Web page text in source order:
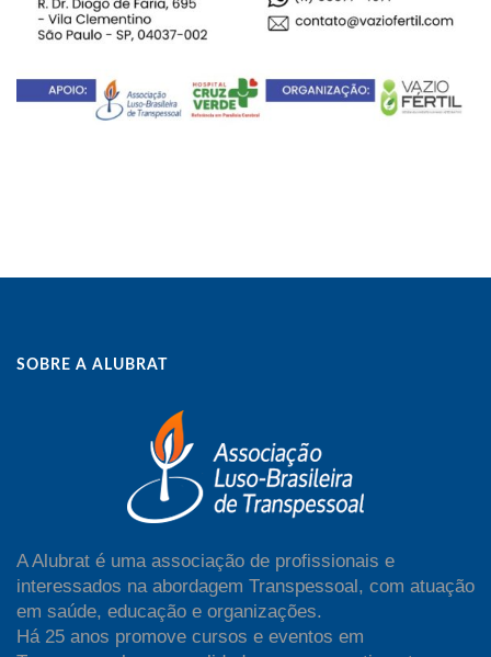
SOBRE A ALUBRAT
A Alubrat é uma associação de profissionais e
interessados na abordagem Transpessoal, com atuação
em saúde, educação e organizações.
Há 25 anos promove cursos e eventos em